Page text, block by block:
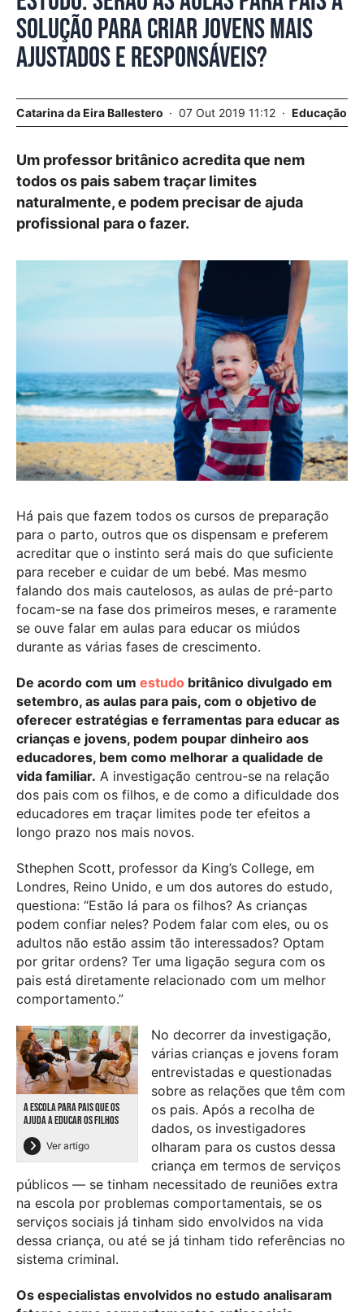
solução para criar jovens mais
ajustados e responsáveis?
Catarina da Eira Ballestero 07 Out 2019 11:12 Educação
Um professor britânico acredita que nem
todos os pais sabem traçar limites
naturalmente, e podem precisar de ajuda
profissional para o fazer.
Há pais que fazem todos os cursos de preparação
para o parto, outros que os dispensam e preferem
acreditar que o instinto será mais do que suficiente
para receber e cuidar de um bebé. Mas mesmo
falando dos mais cautelosos, as aulas de pré-parto
focam-se na fase dos primeiros meses, e raramente
se ouve falar em aulas para educar os miúdos
durante as várias fases de crescimento.
De acordo com um estudo britânico divulgado em
setembro, as aulas para pais, com o objetivo de
oferecer estratégias e ferramentas para educar as
crianças e jovens, podem poupar dinheiro aos
educadores, bem como melhorar a qualidade de
vida familiar. A investigação centrou-se na relação
dos pais com os filhos, e de como a dificuldade dos
educadores em traçar limites pode ter efeitos a
longo prazo nos mais novos.
Sthephen Scott, professor da King’s College, em
Londres, Reino Unido, e um dos autores do estudo,
questiona: “Estão lá para os filhos? As crianças
podem confiar neles? Podem falar com eles, ou os
adultos não estão assim tão interessados? Optam
por gritar ordens? Ter uma ligação segura com os
pais está diretamente relacionado com um melhor
comportamento.”
A ESCOLA PARA PAIS QUE OS
AJUDA A EDUCAR OS FILHOS
Ver artigo
No decorrer da investigação,
várias crianças e jovens foram
entrevistadas e questionadas
sobre as relações que têm com
os pais. Após a recolha de
dados, os investigadores
olharam para os custos dessa
criança em termos de serviços
públicos — se tinham necessitado de reuniões extra
na escola por problemas comportamentais, se os
serviços sociais já tinham sido envolvidos na vida
dessa criança, ou até se já tinham tido referências no
sistema criminal.
Os especialistas envolvidos no estudo analisaram